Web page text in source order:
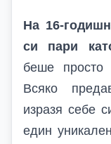
На 16-
си пари
беше
Всяко
изразя себе
един